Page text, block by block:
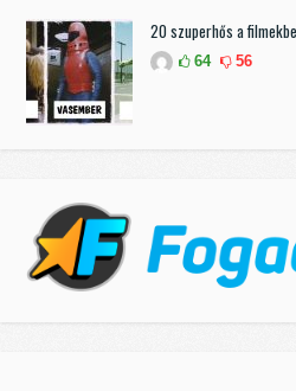
20 szuperhős a
64 56